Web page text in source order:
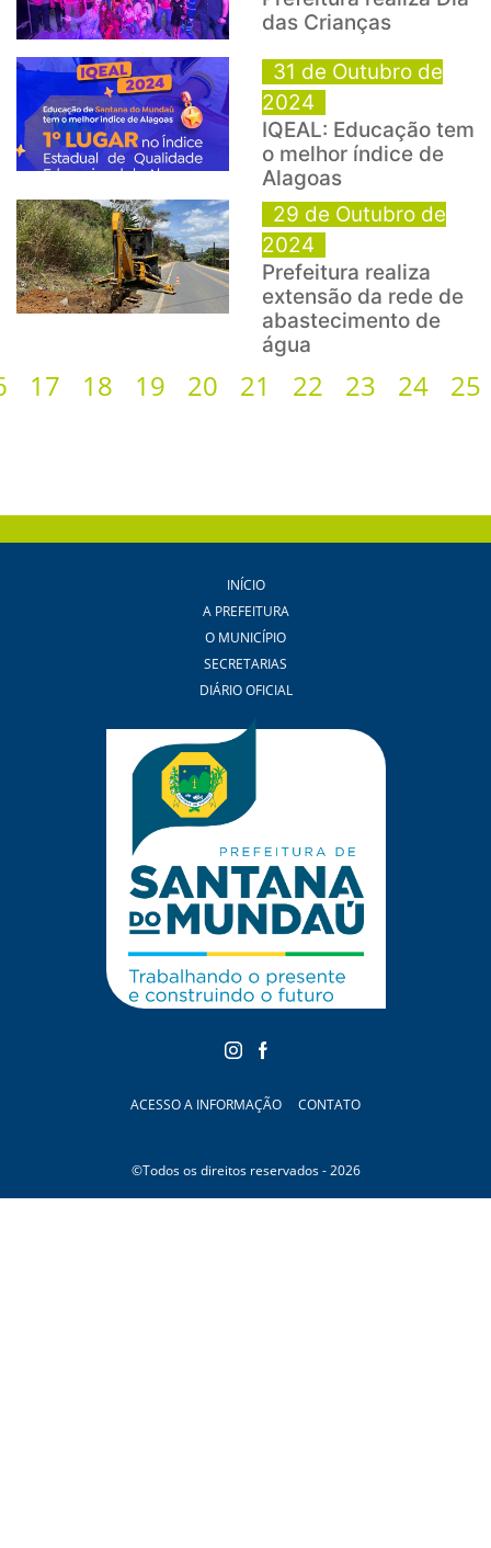
das Crianças
31 de Outubro de
2024
IQEAL: Educação tem
o melhor índice de
Alagoas
29 de Outubro de
2024
Prefeitura realiza
extensão da rede de
abastecimento de
água
17 18 19 20 21 22 23 24 25
INÍCIO
A PREFEITURA
O MUNICÍPIO
SECRETARIAS
DIÁRIO OFICIAL
ACESSO A INFORMAÇÃO CONTATO
©Todos os direitos reservados - 2026